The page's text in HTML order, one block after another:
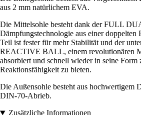
aus 2 mm natürlichem EVA.
Die Mittelsohle besteht dank der FULL
Dämpfungstechnologie aus einer doppelten
Teil ist fester für mehr Stabilität und der
REACTIVE BALL, einem revolutionären
absorbiert und schnell wieder in seine Form
Reaktionsfähigkeit zu bieten.
Die Außensohle besteht aus
DIN-70-Abrieb.
Zusätzliche Informationen